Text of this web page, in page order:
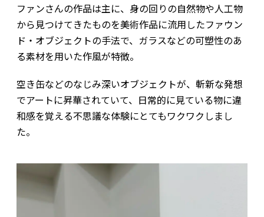
ファンさんの作品は主に、身の回りの自然物や人工物
から見つけてきたものを美術作品に流用したファウン
ド・オブジェクトの手法で、ガラスなどの可塑性のあ
る素材を用いた作風が特徴。
空き缶などのなじみ深いオブジェクトが、斬新な発想
でアートに昇華されていて、日常的に見ている物に違
和感を覚える不思議な体験にとてもワクワクしまし
た。